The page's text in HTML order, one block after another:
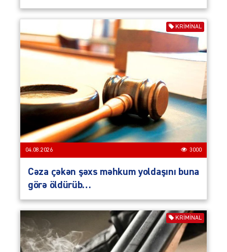
KRIMINAL
04.08.2026 3000
Cəza çəkən şəxs məhkum yoldaşını buna
görə öldürüb…
KRIMINAL